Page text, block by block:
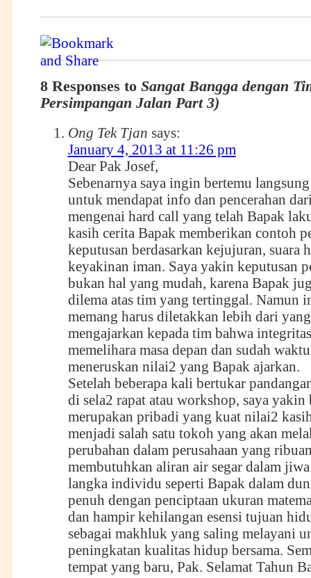
8 Responses to Sangat Bangga dengan
Persimpangan Jalan Part 3)
Ong Tek Tjan says:
January 4, 2013 at 11:26 pm
Dear Pak Josef,
Sebenarnya saya ingin bertemu
untuk mendapat info dan pencerahan
mengenai hard call yang telah Bapak
kasih cerita Bapak memberikan contoh
keputusan berdasarkan kejujuran, suara
keyakinan iman. Saya yakin keputusan
bukan hal yang mudah, karena Bapak
dilema atas tim yang tertinggal. Namun
memang harus diletakkan lebih dari
mengajarkan kepada tim bahwa
memelihara masa depan dan sudah
meneruskan nilai2 yang Bapak ajarkan.
Setelah beberapa kali bertukar
di sela2 rapat atau workshop, saya yakin
merupakan pribadi yang kuat nilai2
menjadi salah satu tokoh yang akan
perubahan dalam perusahaan yang
membutuhkan aliran air segar dalam
langka individu seperti Bapak dalam
penuh dengan penciptaan ukuran
dan hampir kehilangan esensi tujuan
sebagai makhluk yang saling melayani
peningkatan kualitas hidup bersama.
tempat yang baru, Pak. Selamat Tahun